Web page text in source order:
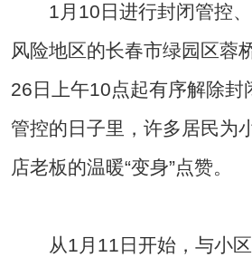
1月10日进行封闭管控、
风险地区的长春市绿园区蓉
26日上午10点起有序解除封
管控的日子里，许多居民为
店老板的温暖“变身”点赞。
从1月11日开始，与小区